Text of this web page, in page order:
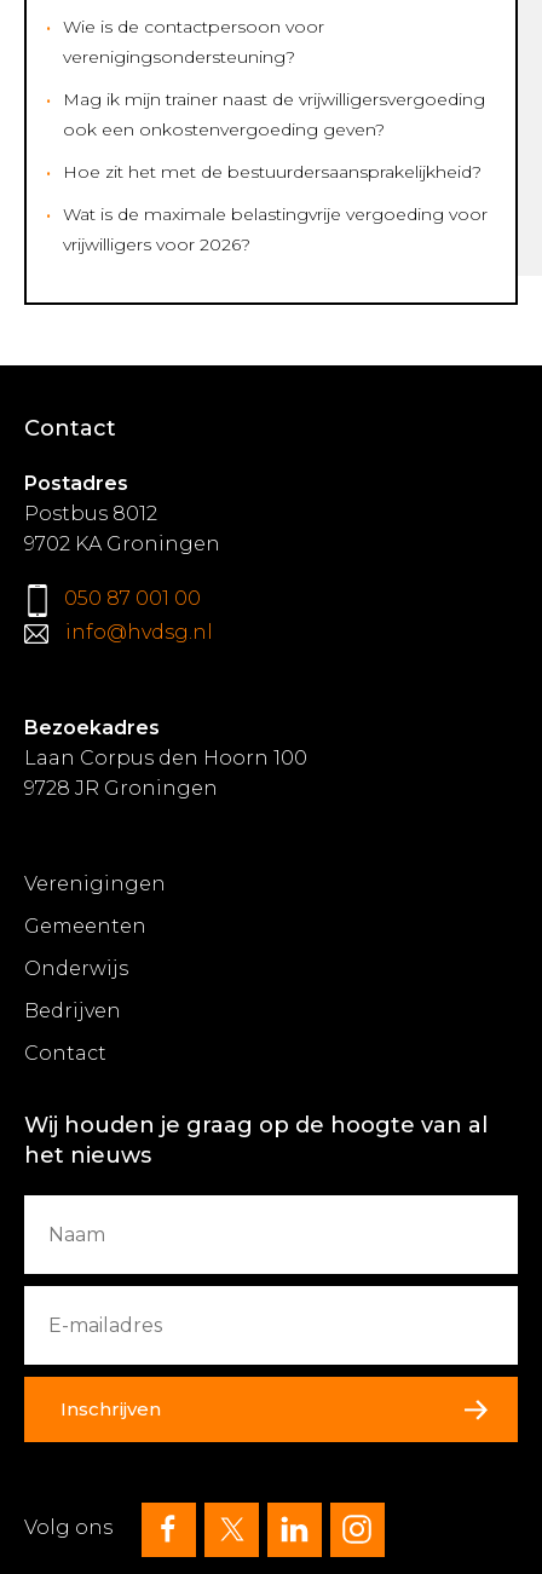
Wie is de contactpersoon voor
verenigingsondersteuning?
Mag ik mijn trainer naast de vrijwilligersvergoeding
ook een onkostenvergoeding geven?
Hoe zit het met de bestuurdersaansprakelijkheid?
Wat is de maximale belastingvrije vergoeding voor
vrijwilligers voor 2026?
Contact
Postadres
Postbus 8012
9702 KA Groningen
050 87 001 00
info@hvdsg.nl
Bezoekadres
Laan Corpus den Hoorn 100
9728 JR Groningen
Verenigingen
Gemeenten
Onderwijs
Bedrijven
Contact
Wij houden je graag op de hoogte van al
het nieuws
Inschrijven
Volg ons